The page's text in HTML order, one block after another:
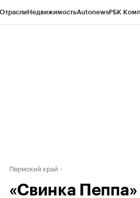
ОтраслиНедвижимостьAutonewsРБК
Пермский край
«Свинка